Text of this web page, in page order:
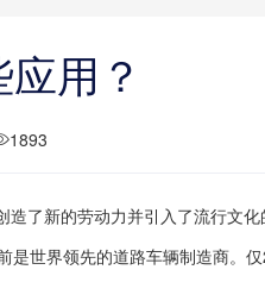
用？
1893
了新的劳动力并引入了流行文化
世界领先的道路车辆制造商。